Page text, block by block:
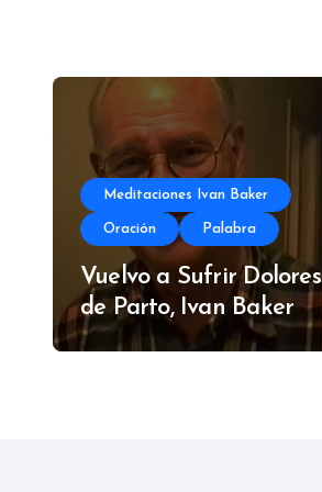
Meditaciones Ivan Baker
Oración Palabra
Vuelvo a Sufrir Dolores
de Parto, Ivan Baker